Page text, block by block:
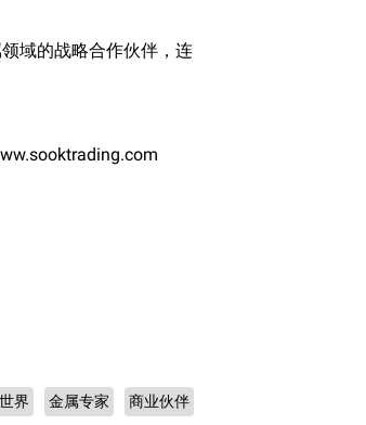
域的战略合作伙伴，连
界 金属专家
商业伙伴